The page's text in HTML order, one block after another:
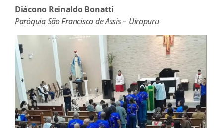
Diácono Reinaldo Bonatti
Paróquia São Francisco de Assis – Uirapuru